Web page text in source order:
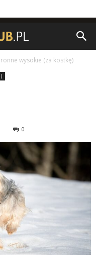
wysokie (za kostkę)
0